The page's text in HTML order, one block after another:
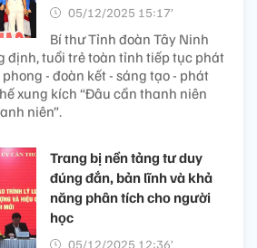
05/12/2025 15:17’
Bí thư Tỉnh đoàn Tây Ninh
định, tuổi trẻ toàn tỉnh tiếp tục phát
- đoàn kết - sáng tạo - phát
xung kích “Đâu cần thanh niên
niên”.
Trang bị nền tảng tư duy
đúng đắn, bản lĩnh và khả
năng phân tích cho người
học
05/12/2025 12:36’